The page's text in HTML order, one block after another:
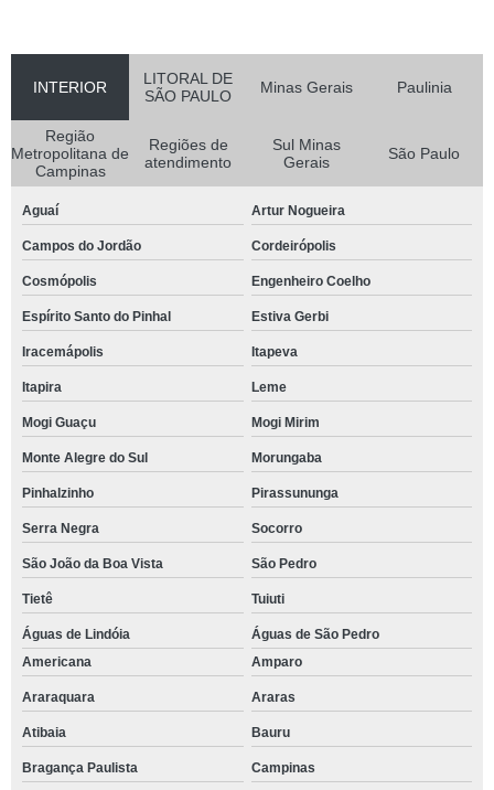
INTERIOR
LITORAL DE
SÃO PAULO
Minas Gerais Paulinia
Região
Metropolitana de
Campinas
Regiões de
atendimento
Sul Minas
Gerais
São Paulo
Aguaí Artur Nogueira
Campos do Jordão Cordeirópolis
Cosmópolis Engenheiro Coelho
Espírito Santo do Pinhal Estiva Gerbi
Iracemápolis Itapeva
Itapira Leme
Mogi Guaçu Mogi Mirim
Monte Alegre do Sul Morungaba
Pinhalzinho Pirassununga
Serra Negra Socorro
São João da Boa Vista São Pedro
Tietê Tuiuti
Águas de Lindóia
Águas de São Pedro
Americana
Amparo
Araraquara Araras
Atibaia Bauru
Bragança Paulista Campinas